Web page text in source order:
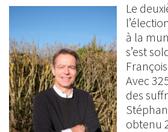
Le
à la
s’est
Avec
des
obtenu